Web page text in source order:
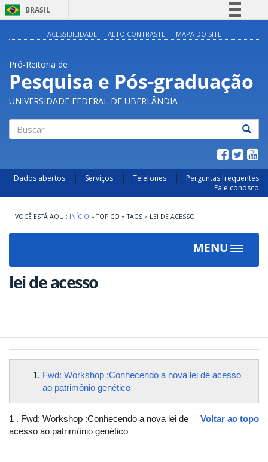
BRASIL
Acesso à informação
Legislação
Canais
ACESSIBILIDADE ALTO CONTRASTE MAPA DO SITE
Pró-Reitoria de
Pesquisa e Pós-graduação
UNIVERSIDADE FEDERAL DE UBERLÂNDIA
Dados abertos Serviços Telefones
Perguntas frequentes
Fale conosco
INÍCIO » TOPICO » TAGS » LEI DE ACESSO
MENU
Toggle
lei de acesso
Fwd: Workshop :Conhecendo a nova lei de acesso
ao patrimônio genético
Voltar ao topo
1 . Fwd: Workshop :Conhecendo a nova lei de
acesso ao patrimônio genético